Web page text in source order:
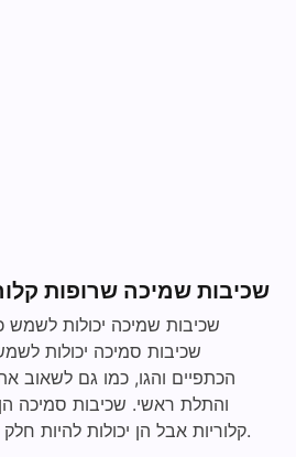
שכיבות שמיכה שרופות
שכיבות שמיכה יכולות לשמש
שכיבות סמיכה יכולות
הכתפיים והגו, כמו גם לשאוב
והתלת ראשי. שכיבות סמיכה
קלוריות אבל הן יכולות להיות חלק מתוכנית האימונים שלך.